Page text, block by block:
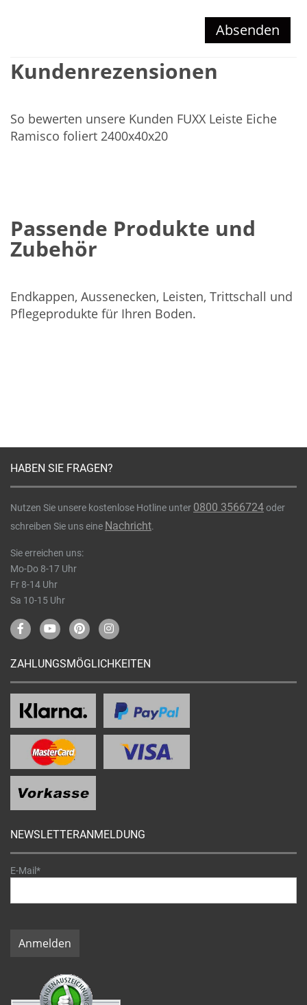
Absenden
Kundenrezensionen
So bewerten unsere Kunden FUXX Leiste Eiche
Ramisco foliert 2400x40x20
Passende Produkte und
Zubehör
Endkappen, Aussenecken, Leisten, Trittschall und
Pflegeprodukte für Ihren Boden.
HABEN SIE FRAGEN?
Nutzen Sie unsere kostenlose Hotline unter 0800 3566724oder
schreiben Sie uns eine Nachricht.
Sie erreichen uns:
Mo-Do 8-17 Uhr
Fr 8-14 Uhr
Sa 10-15 Uhr
ZAHLUNGSMÖGLICHKEITEN
NEWSLETTERANMELDUNG
E-Mail*
Anmelden